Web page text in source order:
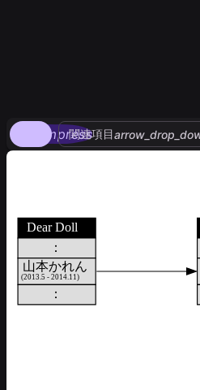
compress
関連項目